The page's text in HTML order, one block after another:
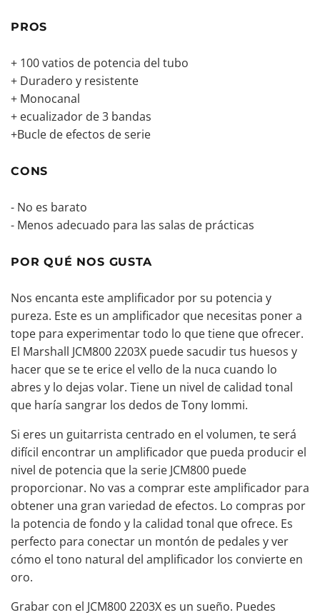
PROS
+ 100 vatios de potencia del tubo
+ Duradero y resistente
+ Monocanal
+ ecualizador de 3 bandas
+Bucle de efectos de serie
CONS
- No es barato
- Menos adecuado para las salas de prácticas
POR QUÉ NOS GUSTA
Nos encanta este amplificador por su potencia y
pureza. Este es un amplificador que necesitas poner a
tope para experimentar todo lo que tiene que ofrecer.
El Marshall JCM800 2203X puede sacudir tus huesos y
hacer que se te erice el vello de la nuca cuando lo
abres y lo dejas volar. Tiene un nivel de calidad tonal
que haría sangrar los dedos de Tony Iommi.
Si eres un guitarrista centrado en el volumen, te será
difícil encontrar un amplificador que pueda producir el
nivel de potencia que la serie JCM800 puede
proporcionar. No vas a comprar este amplificador para
obtener una gran variedad de efectos. Lo compras por
la potencia de fondo y la calidad tonal que ofrece. Es
perfecto para conectar un montón de pedales y ver
cómo el tono natural del amplificador los convierte en
oro.
Grabar con el JCM800 2203X es un sueño. Puedes